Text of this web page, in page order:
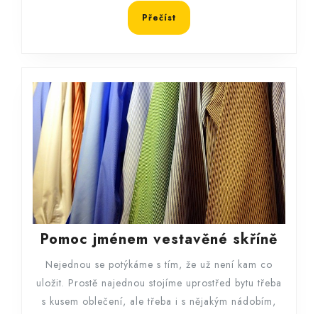
Přečíst Přečíst
Pomoc jménem vestavěné skříně
Nejednou se potýkáme s tím, že už není kam co
uložit. Prostě najednou stojíme uprostřed bytu třeba
s kusem oblečení, ale třeba i s nějakým nádobím,